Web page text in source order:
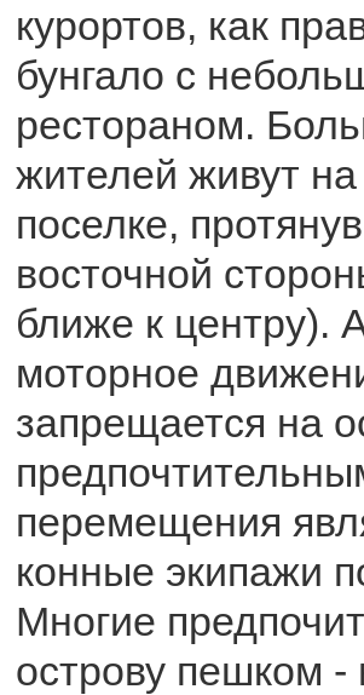
курортов, как
бунгало с
рестораном.
жителей живут
поселке,
восточной
ближе к центру).
моторное
запрещается на
перемещения
конные экипажи
Многие
острову пешком -